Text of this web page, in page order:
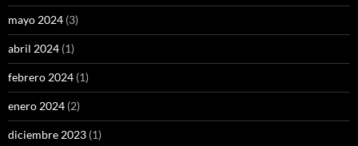
mayo 2024 (3)
abril 2024 (1)
febrero 2024 (1)
enero 2024 (2)
diciembre 2023 (1)